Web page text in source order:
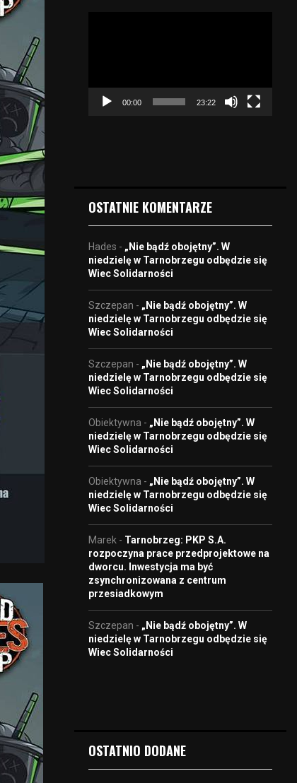
e
o
00:00 23:22
OSTATNIE KOMENTARZE
Hades - „Nie bądź obojętny”. W
niedzielę w Tarnobrzegu odbędzie się
Wiec Solidarności
Szczepan - „Nie bądź obojętny”. W
niedzielę w Tarnobrzegu odbędzie się
Wiec Solidarności
Szczepan - „Nie bądź obojętny”. W
niedzielę w Tarnobrzegu odbędzie się
Wiec Solidarności
Obiektywna - „Nie bądź obojętny”. W
niedzielę w Tarnobrzegu odbędzie się
Wiec Solidarności
Obiektywna - „Nie bądź obojętny”. W
niedzielę w Tarnobrzegu odbędzie się
Wiec Solidarności
Marek - Tarnobrzeg: PKP S.A.
rozpoczyna prace przedprojektowe na
dworcu. Inwestycja ma być
zsynchronizowana z centrum
przesiadkowym
Szczepan - „Nie bądź obojętny”. W
niedzielę w Tarnobrzegu odbędzie się
Wiec Solidarności
OSTATNIO DODANE